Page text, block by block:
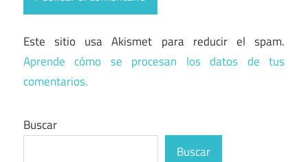
Este sitio usa Akismet para reducir el spam.
Aprende cómo se procesan los datos de tus
comentarios.
Buscar
Buscar